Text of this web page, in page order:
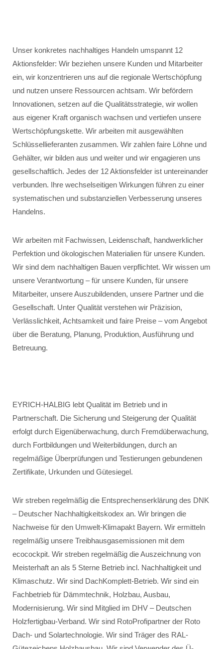
Unser konkretes nachhaltiges Handeln umspannt 12
Aktionsfelder: Wir beziehen unsere Kunden und Mitarbeiter
ein, wir konzentrieren uns auf die regionale Wertschöpfung
und nutzen unsere Ressourcen achtsam. Wir befördern
Innovationen, setzen auf die Qualitätsstrategie, wir wollen
aus eigener Kraft organisch wachsen und vertiefen unsere
Wertschöpfungskette. Wir arbeiten mit ausgewählten
Schlüssellieferanten zusammen. Wir zahlen faire Löhne und
Gehälter, wir bilden aus und weiter und wir engagieren uns
gesellschaftlich. Jedes der 12 Aktionsfelder ist untereinander
verbunden. Ihre wechselseitigen Wirkungen führen zu einer
systematischen und substanziellen Verbesserung unseres
Handelns.
Wir arbeiten mit Fachwissen, Leidenschaft, handwerklicher
Perfektion und ökologischen Materialien für unsere Kunden.
Wir sind dem nachhaltigen Bauen verpflichtet. Wir wissen um
unsere Verantwortung – für unsere Kunden, für unsere
Mitarbeiter, unsere Auszubildenden, unsere Partner und die
Gesellschaft. Unter Qualität verstehen wir Präzision,
Verlässlichkeit, Achtsamkeit und faire Preise – vom Angebot
über die Beratung, Planung, Produktion, Ausführung und
Betreuung.
EYRICH-HALBIG lebt Qualität im Betrieb und in
Partnerschaft. Die Sicherung und Steigerung der Qualität
erfolgt durch Eigenüberwachung, durch Fremdüberwachung,
durch Fortbildungen und Weiterbildungen, durch an
regelmäßige Überprüfungen und Testierungen gebundenen
Zertifikate, Urkunden und Gütesiegel.
Wir streben regelmäßig die Entsprechenserklärung des DNK
– Deutscher Nachhaltigkeitskodex an. Wir bringen die
Nachweise für den Umwelt-Klimapakt Bayern. Wir ermitteln
regelmäßig unsere Treibhausgasemissionen mit dem
ecocockpit. Wir streben regelmäßig die Auszeichnung von
Meisterhaft an als 5 Sterne Betrieb incl. Nachhaltigkeit und
Klimaschutz. Wir sind DachKomplett-Betrieb. Wir sind ein
Fachbetrieb für Dämmtechnik, Holzbau, Ausbau,
Modernisierung. Wir sind Mitglied im DHV – Deutschen
Holzfertigbau-Verband. Wir sind RotoProfipartner der Roto
Dach- und Solartechnologie. Wir sind Träger des RAL-